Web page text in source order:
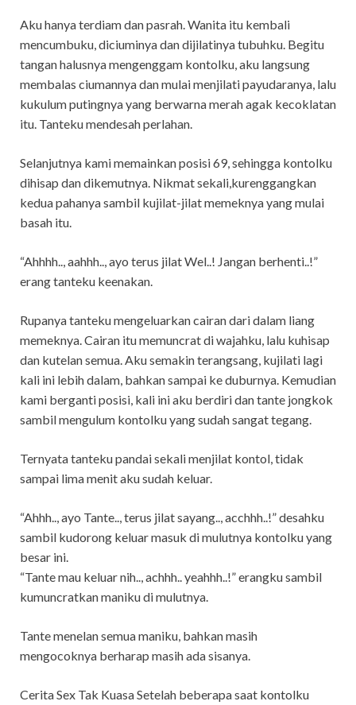
Aku hanya terdiam dan pasrah. Wanita itu kembali
mencumbuku, diciuminya dan dijilatinya tubuhku. Begitu
tangan halusnya mengenggam kontolku, aku langsung
membalas ciumannya dan mulai menjilati payudaranya, lalu
kukulum putingnya yang berwarna merah agak kecoklatan
itu. Tanteku mendesah perlahan.
Selanjutnya kami memainkan posisi 69, sehingga kontolku
dihisap dan dikemutnya. Nikmat sekali,kurenggangkan
kedua pahanya sambil kujilat-jilat memeknya yang mulai
basah itu.
“Ahhhh.., aahhh.., ayo terus jilat Wel..! Jangan berhenti..!”
erang tanteku keenakan.
Rupanya tanteku mengeluarkan cairan dari dalam liang
memeknya. Cairan itu memuncrat di wajahku, lalu kuhisap
dan kutelan semua. Aku semakin terangsang, kujilati lagi
kali ini lebih dalam, bahkan sampai ke duburnya. Kemudian
kami berganti posisi, kali ini aku berdiri dan tante jongkok
sambil mengulum kontolku yang sudah sangat tegang.
Ternyata tanteku pandai sekali menjilat kontol, tidak
sampai lima menit aku sudah keluar.
“Ahhh.., ayo Tante.., terus jilat sayang.., acchhh..!” desahku
sambil kudorong keluar masuk di mulutnya kontolku yang
besar ini.
“Tante mau keluar nih.., achhh.. yeahhh..!” erangku sambil
kumuncratkan maniku di mulutnya.
Tante menelan semua maniku, bahkan masih
mengocoknya berharap masih ada sisanya.
Cerita Sex Tak Kuasa Setelah beberapa saat kontolku